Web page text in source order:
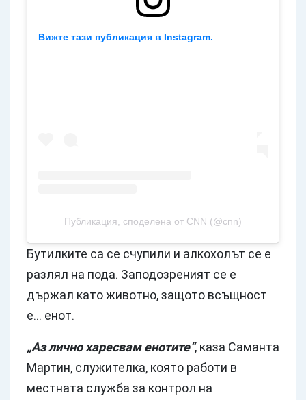
Вижте тази публикация в Instagram.
Публикация, споделена от CNN (@cnn)
Бутилките са се счупили и алкохолът се е
разлял на пода. Заподозреният се е
държал като животно, защото всъщност
е... енот.
„Аз лично харесвам енотите“, каза Саманта
Мартин, служителка, която работи в
местната служба за контрол на